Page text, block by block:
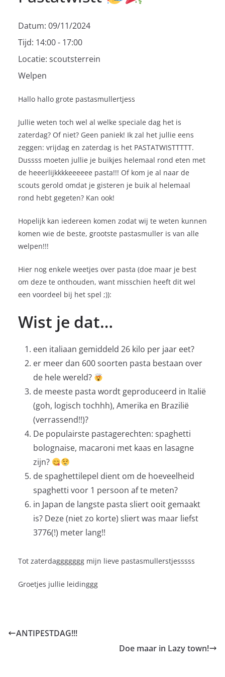
Datum: 09/11/2024
Tijd: 14:00 - 17:00
Locatie: scoutsterrein
Welpen
Hallo hallo grote pastasmullertjess
Jullie weten toch wel al welke speciale dag het is
zaterdag? Of niet? Geen paniek! Ik zal het jullie eens
zeggen: vrijdag en zaterdag is het PASTATWISTTTTT.
Dussss moeten jullie je buikjes helemaal rond eten met
de heeerlijkkkkeeeeee pasta!!! Of kom je al naar de
scouts gerold omdat je gisteren je buik al helemaal
rond hebt gegeten? Kan ook!
Hopelijk kan iedereen komen zodat wij te weten kunnen
komen wie de beste, grootste pastasmuller is van alle
welpen!!!
Hier nog enkele weetjes over pasta (doe maar je best
om deze te onthouden, want misschien heeft dit wel
een voordeel bij het spel ;)):
Wist je dat…
een italiaan gemiddeld 26 kilo per jaar eet?
er meer dan 600 soorten pasta bestaan over
de hele wereld?
de meeste pasta wordt geproduceerd in Italië
(goh, logisch tochhh), Amerika en Brazilië
(verrassend!!)?
De populairste pastagerechten: spaghetti
bolognaise, macaroni met kaas en lasagne
zijn?
de spaghettilepel dient om de hoeveelheid
spaghetti voor 1 persoon af te meten?
in Japan de langste pasta sliert ooit gemaakt
is? Deze (niet zo korte) sliert was maar liefst
3776(!) meter lang!!
Tot zaterdaggggggg mijn lieve pastasmullerstjesssss
Groetjes jullie leidinggg
ANTIPESTDAG!!!
Doe maar in Lazy town!